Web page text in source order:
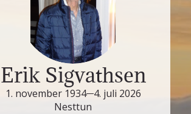
Erik Sigvathsen
1. november 1934 4. juli 2026
Nesttun